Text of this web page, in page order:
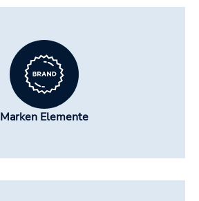
Marken Elemente